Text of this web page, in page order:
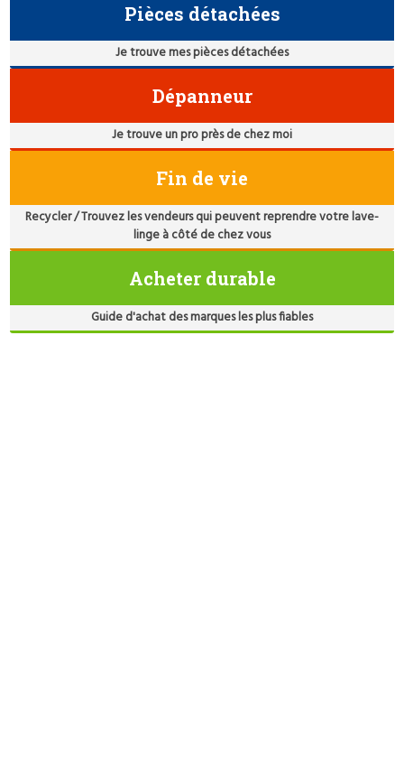
Pièces détachées
Je trouve mes pièces détachées
Dépanneur
Je trouve un pro près de chez moi
Fin de vie
Recycler / Trouvez les vendeurs qui peuvent reprendre votre lave-
linge à côté de chez vous
Acheter durable
Guide d'achat des marques les plus fiables